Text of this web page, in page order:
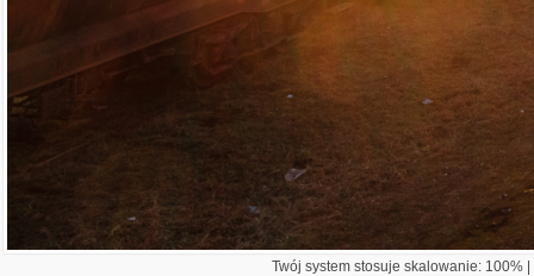
Twój system stosuje skalowanie: 100%